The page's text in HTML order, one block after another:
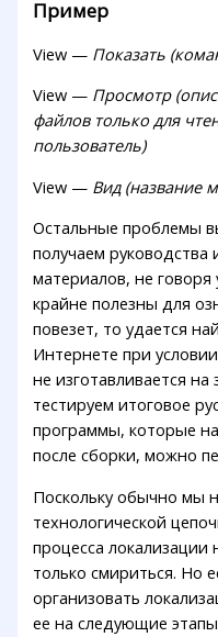
Пример
View — Показать
View — Просмотр
файлов только для
пользователь)
View — Вид (название
Остальные проблемы
получаем
материалов, не
крайне полезны для
повезет, то удается
Интернете при
не изготавливается
тестируем итоговое
программы, которые
после сборки, можно
Поскольку обычно мы
технологической
процесса локализации
только смириться. Но
организовать
ее на следующие